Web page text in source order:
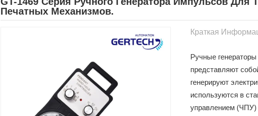
Печатных Механизмов.
Краткая
Ручные
представляют
генерируют
используются в
управлением (ЧПУ)